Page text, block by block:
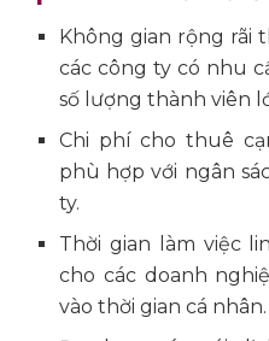
Không gian rộng rãi
các công ty có nhu
số lượng thành viên
Chi phí cho thuê
phù hợp với ngân
ty.
Thời gian làm việc
cho các doanh
vào thời gian cá nhân.